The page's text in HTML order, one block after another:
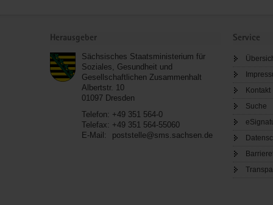
Herausgeber
Sächsisches Staatsministerium für
Soziales, Gesundheit und
Gesellschaftlichen Zusammenhalt
Albertstr. 10
01097 Dresden
Telefon: +49 351 564-0
Telefax: +49 351 564-55060
E-Mail:
poststelle@sms.sachsen.de
Service
Kontakt
Suche